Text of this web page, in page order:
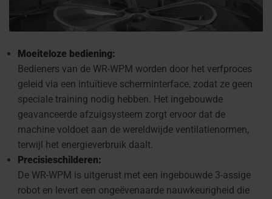
Moeiteloze bediening:
Bedieners van de WR-WPM worden door het verfproces
geleid via een intuïtieve scherminterface, zodat ze geen
speciale training nodig hebben. Het ingebouwde
geavanceerde afzuigsysteem zorgt ervoor dat de
machine voldoet aan de wereldwijde ventilatienormen,
terwijl het energieverbruik daalt.
Precisieschilderen:
De WR-WPM is uitgerust met een ingebouwde 3-assige
robot en levert een ongeëvenaarde nauwkeurigheid die